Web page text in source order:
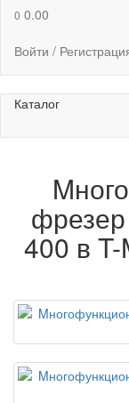
0 0.00
Войти /
Каталог
400 в